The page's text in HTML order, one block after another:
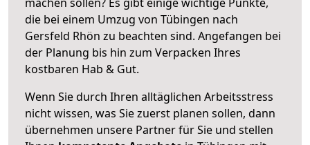
die bei einem Umzug von Tübingen nach
Gersfeld Rhön zu beachten sind. Angefangen bei
der Planung bis hin zum Verpacken Ihres
kostbaren Hab & Gut.
Wenn Sie durch Ihren alltäglichen Arbeitsstress
nicht wissen, was Sie zuerst planen sollen, dann
übernehmen unsere Partner für Sie und stellen